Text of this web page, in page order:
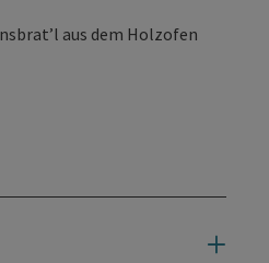
aus dem Holzofen